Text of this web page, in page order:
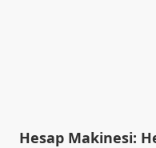
Hesap Makinesi: